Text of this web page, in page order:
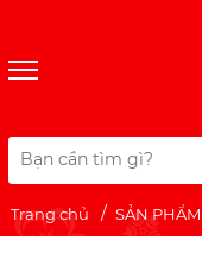
Trang chủ SẢN PHẨM